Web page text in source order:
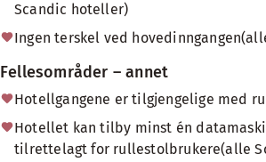
Scandic hoteller)
Ingen terskel ved
Fellesområder – annet
Hotellgangene er tilgjengelige med
Hotellet kan tilby minst én
tilrettelagt for rullestolbrukere(alle